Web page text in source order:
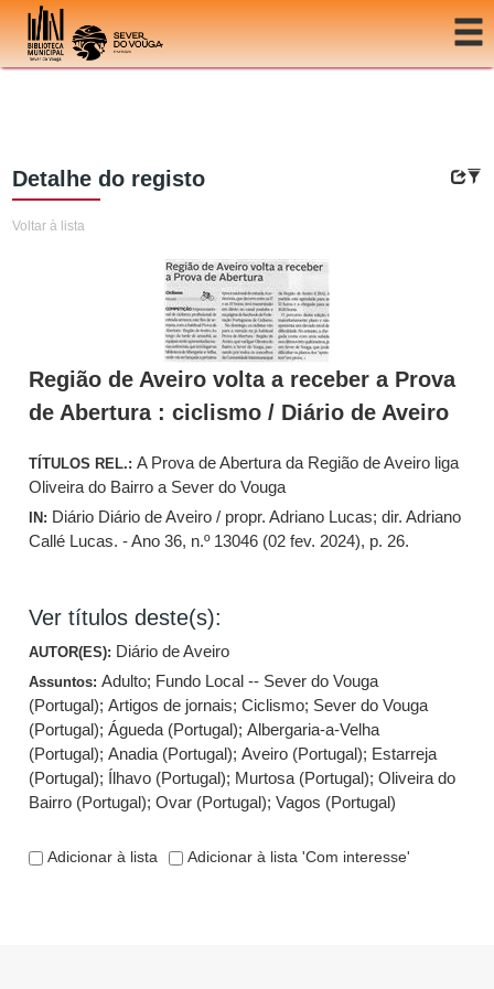
Ir para o conteúdo
Detalhe do registo
Voltar à lista
Região de Aveiro volta a receber a Prova
de Abertura : ciclismo / Diário de Aveiro
TÍTULOS REL.:A Prova de Abertura da Região de Aveiro liga
Oliveira do Bairro a Sever do Vouga
IN: Diário Diário de Aveiro / propr. Adriano Lucas; dir. Adriano
Callé Lucas. - Ano 36, n.º 13046 (02 fev. 2024), p. 26.
Ver títulos deste(s):
AUTOR(ES): Diário de Aveiro
Assuntos:Adulto; Fundo Local -- Sever do Vouga
(Portugal);Artigos de jornais;Ciclismo; Sever do Vouga
(Portugal);Águeda (Portugal);Albergaria-a-Velha
(Portugal);Anadia (Portugal);Aveiro (Portugal); Estarreja
(Portugal); Ílhavo (Portugal); Murtosa (Portugal);Oliveira do
Bairro (Portugal);Ovar (Portugal);Vagos (Portugal)
Adicionar à lista Adicionar à lista 'Com interesse'